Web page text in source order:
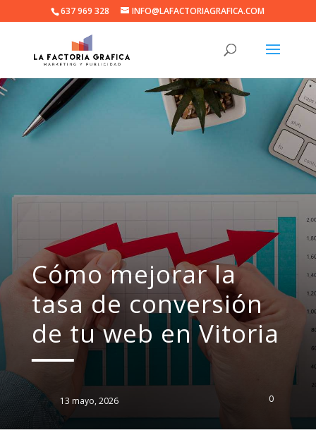
637 969 328 INFO@LAFACTORIAGRAFICA.COM
Cómo mejorar la
tasa de conversión
de tu web en Vitoria
0
13 mayo, 2026